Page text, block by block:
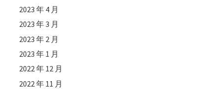
2023 年 4 月
2023 年 3 月
2023 年 2 月
2023 年 1 月
2022 年 12 月
2022 年 11 月